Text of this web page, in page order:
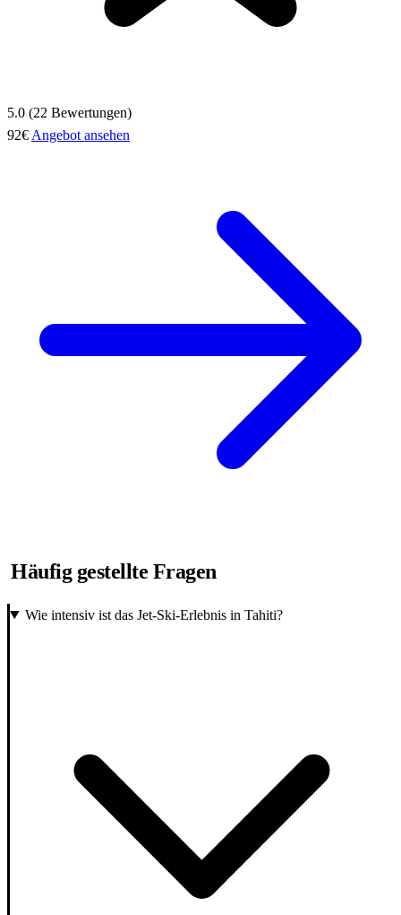
5.0 (22 Bewertungen)
92€ Angebot ansehen
Häufig gestellte Fragen
Wie intensiv ist das Jet-Ski-Erlebnis in Tahiti?